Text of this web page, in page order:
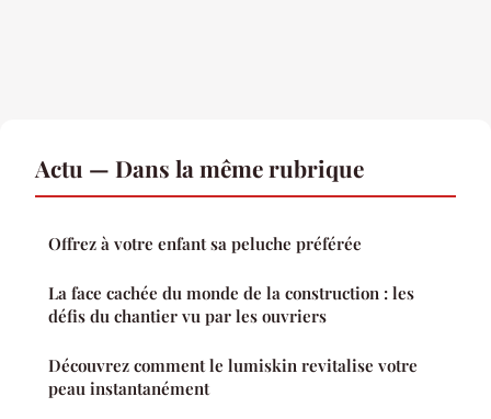
Actu — Dans la même rubrique
Offrez à votre enfant sa peluche préférée
La face cachée du monde de la construction : les
défis du chantier vu par les ouvriers
Découvrez comment le lumiskin revitalise votre
peau instantanément